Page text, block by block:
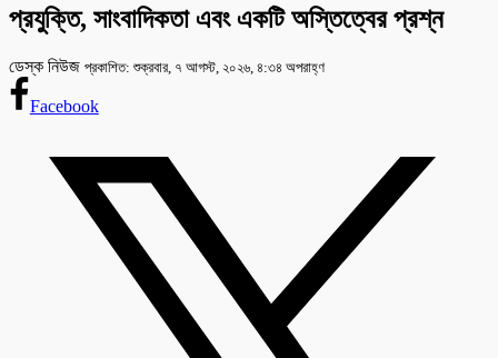
প্রযুক্তি, সাংবাদিকতা এবং একটি অস্তিত্বের প্রশ্ন
ডেস্ক নিউজ প্রকাশিত: শুক্রবার, ৭ আগস্ট, ২০২৬, ৪:৩৪ অপরাহ্ণ
Facebook